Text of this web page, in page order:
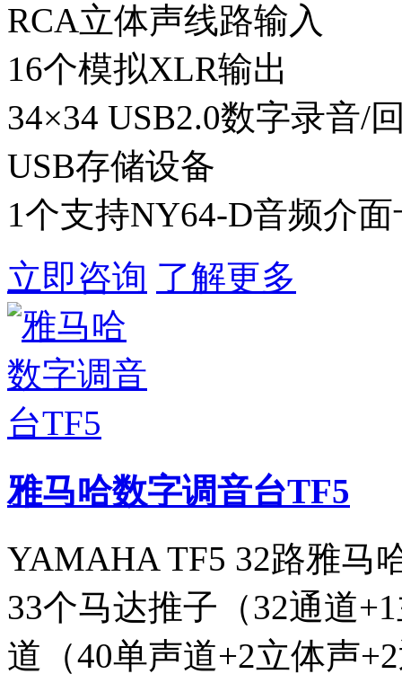
RCA立体声线路输入
16个模拟XLR输出
34×34 USB2.0数字录音/
USB存储设备
1个支持NY64-D音频介
立即咨询 了解更多
雅马哈数字调音台TF5
YAMAHA TF5 32路雅马
33个马达推子（32通道
道（40单声道+2立体声